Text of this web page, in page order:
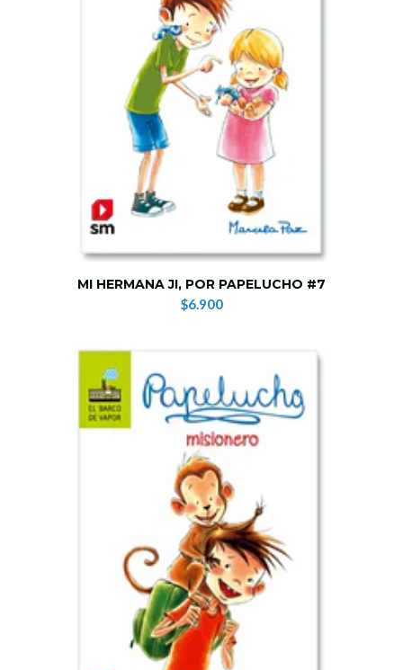
MI HERMANA JI, POR PAPELUCHO #7
$6.900